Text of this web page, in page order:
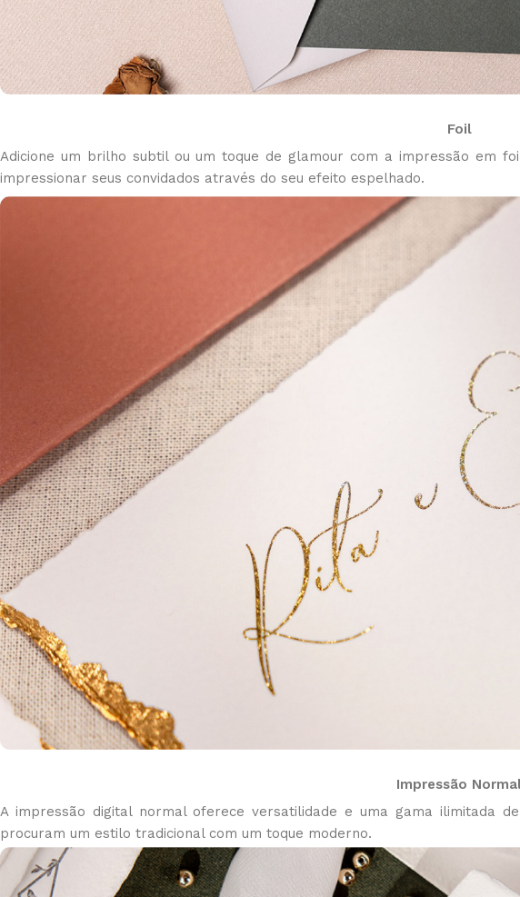
Foil
Adicione um brilho subtil ou um toque de glamour com a impressão em
impressionar seus convidados através do seu efeito espelhado.
Impressão
A impressão digital normal oferece versatilidade e uma gama ilimitada
procuram um estilo tradicional com um toque moderno.